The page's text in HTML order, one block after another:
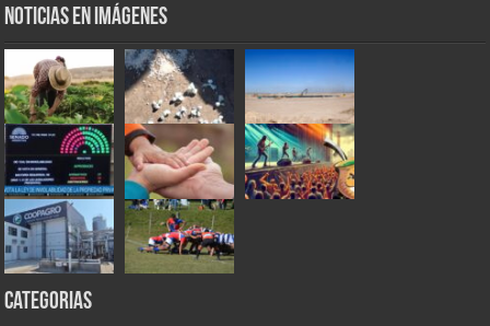
Noticias en Imágenes
Categorias